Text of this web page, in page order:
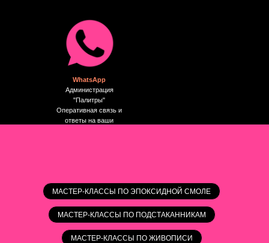
WhatsApp
Администрация
"Палитры"
Оперативная связь и
ответы на ваши
МАСТЕР-КЛАССЫ ПО ЭПОКСИДНОЙ СМОЛЕ
МАСТЕР-КЛАССЫ ПО ПОДСТАКАННИКАМ
МАСТЕР-КЛАССЫ ПО ЖИВОПИСИ